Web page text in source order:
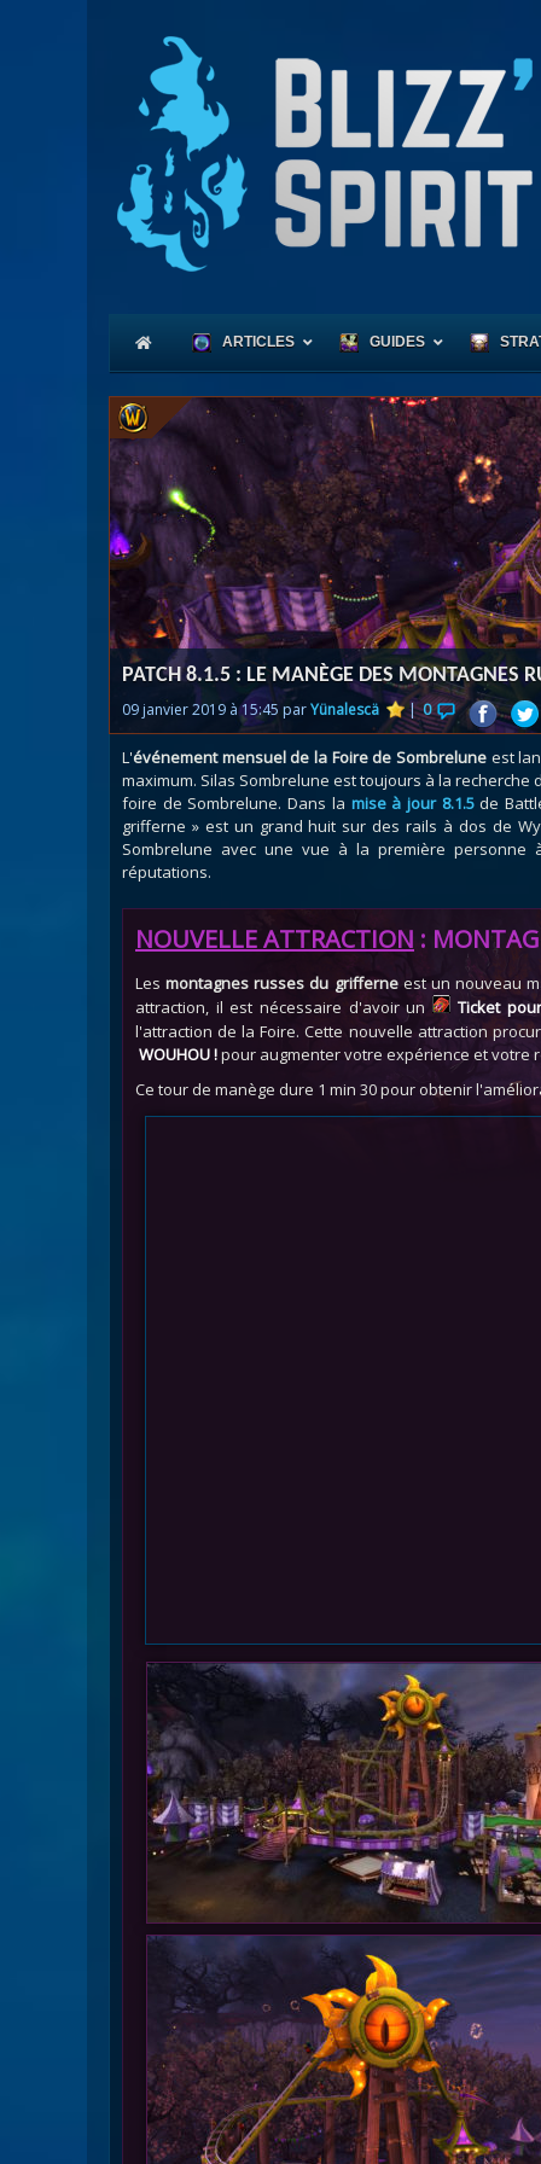
ARTICLES GUIDES
PATCH 8.1.5 : LE MANÈGE DES MONTAGNES
09 janvier 2019 à 15:45 parYünalescä | 0
L'événement mensuel de la Foire de Sombrelune est
maximum. Silas Sombrelune est toujours à la
foire de Sombrelune. Dans la mise à jour 8.1.5de
grifferne » est un grand huit sur des rails à dos de
Sombrelune avec une vue à la première
réputations.
NOUVELLE ATTRACTION :
Lesmontagnes russes du grifferneest un nouveau
attraction, il est nécessaire d'avoir un
Ticket
l'attraction de la Foire. Cette nouvelle attraction
WOUHOU !pour augmenter votre expérience et votre
Ce tour de manège dure 1 min 30 pour obtenir